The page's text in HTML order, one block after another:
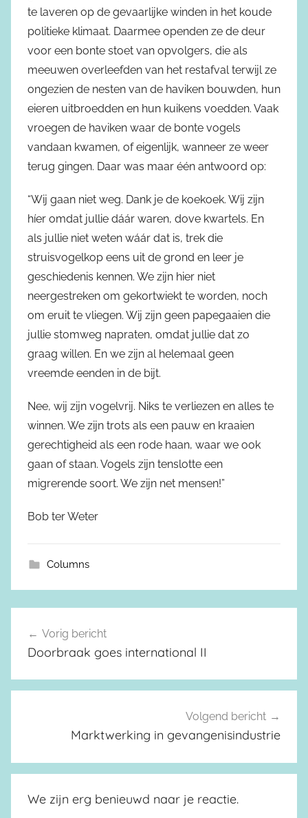
te laveren op de gevaarlijke winden in het koude
politieke klimaat. Daarmee openden ze de deur
voor een bonte stoet van opvolgers, die als
meeuwen overleefden van het restafval terwijl ze
ongezien de nesten van de haviken bouwden, hun
eieren uitbroedden en hun kuikens voedden. Vaak
vroegen de haviken waar de bonte vogels
vandaan kwamen, of eigenlijk, wanneer ze weer
terug gingen. Daar was maar één antwoord op:
“Wij gaan niet weg. Dank je de koekoek. Wij zijn
híer omdat jullie dáár waren, dove kwartels. En
als jullie niet weten wáár dat is, trek die
struisvogelkop eens uit de grond en leer je
geschiedenis kennen. We zijn hier niet
neergestreken om gekortwiekt te worden, noch
om eruit te vliegen. Wij zijn geen papegaaien die
jullie stomweg napraten, omdat jullie dat zo
graag willen. En we zijn al helemaal geen
vreemde eenden in de bijt.
Nee, wij zijn vogelvrij. Niks te verliezen en alles te
winnen. We zijn trots als een pauw en kraaien
gerechtigheid als een rode haan, waar we ook
gaan of staan. Vogels zijn tenslotte een
migrerende soort. We zijn net mensen!”
Bob ter Weter
Columns
Berichtnavigatie
Vorig bericht
Doorbraak goes international II
Volgend bericht
Marktwerking in gevangenisindustrie
We zijn erg benieuwd naar je reactie.